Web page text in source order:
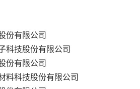
份有限公司
科技股份有限公司
份有限公司
料科技股份有限公司